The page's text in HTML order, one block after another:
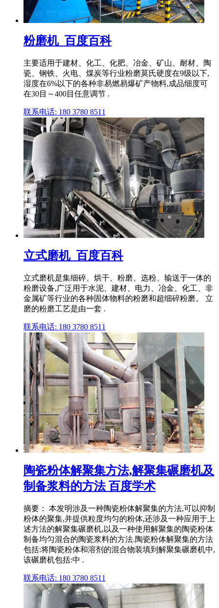
粉磨机_百度百科
主要适用于建材、化工、化肥、冶金、矿山、耐材、陶
瓷、钢铁、火电、煤炭等行业粉磨莫氏硬度在9级以下,
湿度在6%以下的各种非易燃易爆矿产物料,成品细度可
在30目～400目任意调节 .
联系电话: 180 3780 8511
立式磨机_百度百科
立式磨机是集细碎、烘干、粉磨、选粉、输送于一体的
粉磨设备,广泛用于水泥、建材、电力、冶金、化工、非
金属矿等行业的各种固体物料的粉磨和超细碎粉磨。 立
磨的粉磨工艺是由一套 .
联系电话: 180 3780 8511
陶瓷粉体解聚集方法,解聚集碾磨机及
制备浆料的方法 百度学术
摘要： 本发明涉及一种陶瓷粉体解聚集的方法,可以抑制
粉体的聚集,并提供粒度均匀的粉体,还涉及一种应用于上
述方法的解聚集碾磨机,以及一种使用解聚集的陶瓷粉体
制备均匀混合的陶瓷浆料的方法.陶瓷粉体解聚集的方法
包括:将陶瓷粉体和溶剂的混合物装填到解聚集碾磨机中,
该碾磨机包括:中 .
联系电话: 180 3780 8511